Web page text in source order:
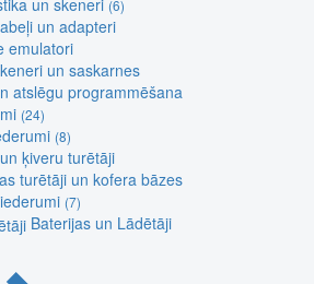
(6)
un adapteri
emulatori
un saskarnes
atslēgu programmēšana
(24)
(8)
ķiveru turētāji
turētāji un kofera bāzes
(7)
Baterijas un Lādētāji